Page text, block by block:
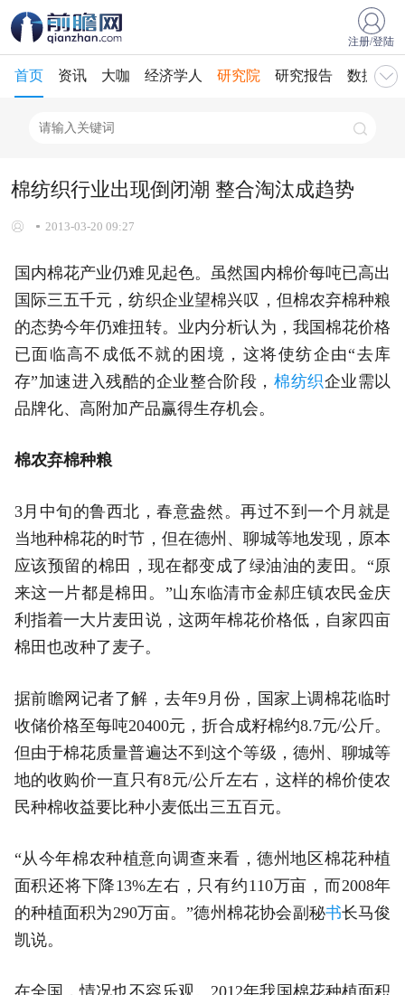
注册/登陆
首页 资讯 大咖 经济学人 研究院 研究报告 数据库
棉纺织行业出现倒闭潮 整合淘汰成趋势
2013-03-20 09:27
国内棉花产业仍难见起色。虽然国内棉价每吨已高出
国际三五千元，纺织企业望棉兴叹，但棉农弃棉种粮
的态势今年仍难扭转。业内分析认为，我国棉花价格
已面临高不成低不就的困境，这将使纺企由“去库
存”加速进入残酷的企业整合阶段， 棉纺织企业需以
品牌化、高附加产品赢得生存机会。
棉农弃棉种粮
3月中旬的鲁西北，春意盎然。再过不到一个月就是
当地种棉花的时节，但在德州、聊城等地发现，原本
应该预留的棉田，现在都变成了绿油油的麦田。“原
来这一片都是棉田。”山东临清市金郝庄镇农民金庆
利指着一大片麦田说，这两年棉花价格低，自家四亩
棉田也改种了麦子。
据前瞻网记者了解，去年9月份，国家上调棉花临时
收储价格至每吨20400元，折合成籽棉约8.7元/公斤。
但由于棉花质量普遍达不到这个等级，德州、聊城等
地的收购价一直只有8元/公斤左右，这样的棉价使农
民种棉收益要比种小麦低出三五百元。
“从今年棉农种植意向调查来看，德州地区棉花种植
面积还将下降13%左右，只有约110万亩，而2008年
的种植面积为290万亩。”德州棉花协会副秘书长马俊
凯说。
在全国，情况也不容乐观。2012年我国棉花种植面积